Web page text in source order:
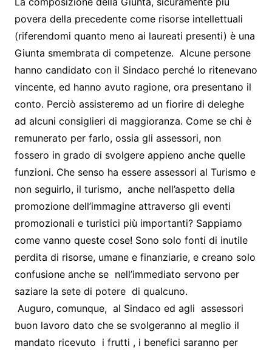
povera della precedente come risorse intellettuali
(riferendomi quanto meno ai laureati presenti) è una
Giunta smembrata di competenze. Alcune persone
hanno candidato con il Sindaco perché lo ritenevano
vincente, ed hanno avuto ragione, ora presentano il
conto. Perciò assisteremo ad un fiorire di deleghe
ad alcuni consiglieri di maggioranza. Come se chi è
remunerato per farlo, ossia gli assessori, non
fossero in grado di svolgere appieno anche quelle
funzioni. Che senso ha essere assessori al Turismo e
non seguirlo, il turismo, anche nell’aspetto della
promozione dell’immagine attraverso gli eventi
promozionali e turistici più importanti? Sappiamo
come vanno queste cose! Sono solo fonti di inutile
perdita di risorse, umane e finanziarie, e creano solo
confusione anche se nell’immediato servono per
saziare la sete di potere di qualcuno.
Auguro, comunque, al Sindaco ed agli assessori
buon lavoro dato che se svolgeranno al meglio il
mandato ricevuto i frutti , i benefici saranno per